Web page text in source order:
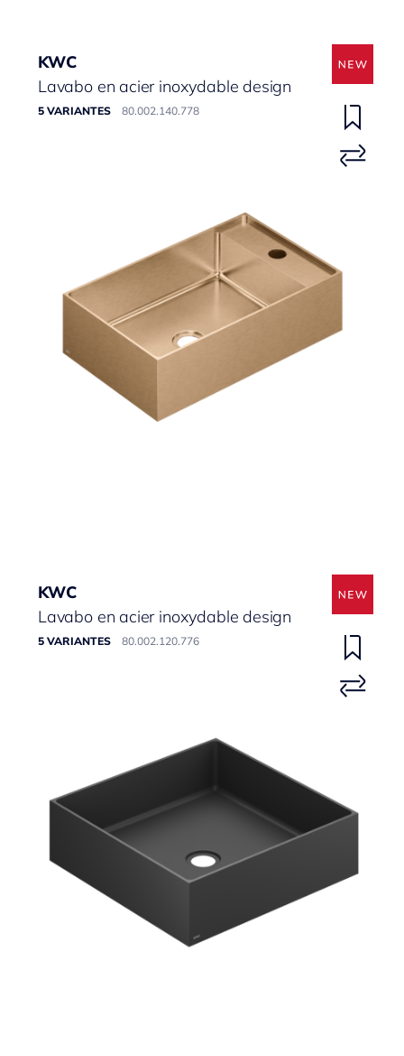
KWC
Lavabo en acier inoxydable design
5 VARIANTES 80.002.140.778
KWC
Lavabo en acier inoxydable design
5 VARIANTES 80.002.120.776